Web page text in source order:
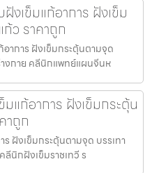
เข็มแก้อาการ ฝังเข็ม
ว ราคาถูก
าการ ฝังเข็มกระตุ้นตามจุด
างกาย คลีนิกแพทย์แผนจีนห
แก้อาการ ฝังเข็มกระตุ้น
าถูก
ฝังเข็มกระตุ้นตามจุด บรรเทา
ลีนิกฝังเข็มราชเทวี ร